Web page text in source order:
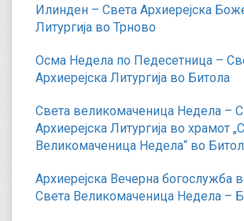
Илинден – Света Архиерејска
Литургија во Трново
Осма Недела по Педесетница –
Архиерејска Литургија во Битола
Света великомаченица Недела –
Архиерејска Литургија во храмот
Великомаченица Недела“ во
Архиерејска Вечерна богослужба
Света Великомаченица Недела –